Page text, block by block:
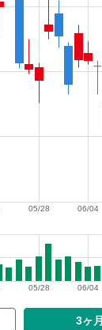
06/04
05/28
06/04
05/28
3ヶ月